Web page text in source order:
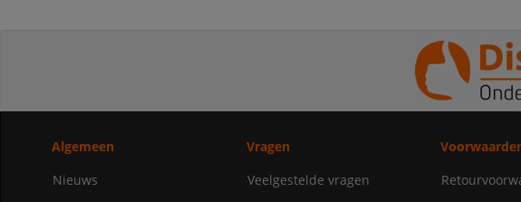
Algemeen
Nieuws
Vragen
Veelgestelde vragen